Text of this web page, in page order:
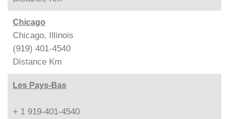
Chicago
Chicago, Illinois
(919) 401-4540
Distance Km
Les Pays-Bas
+ 1 919-401-4540